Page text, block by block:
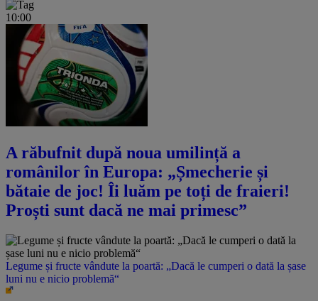
10:00
A răbufnit după noua umilință a
românilor în Europa: „Șmecherie și
bătaie de joc! Îi luăm pe toți de fraieri!
Proști sunt dacă ne mai primesc”
Legume și fructe vândute la poartă: „Dacă le cumperi o dată la șase
luni nu e nicio problemă“